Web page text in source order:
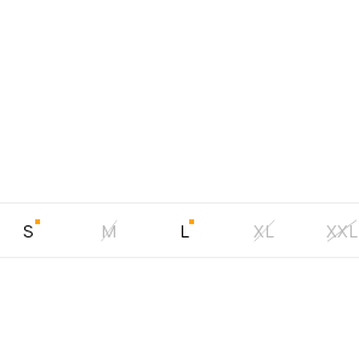
S M L XL XXL